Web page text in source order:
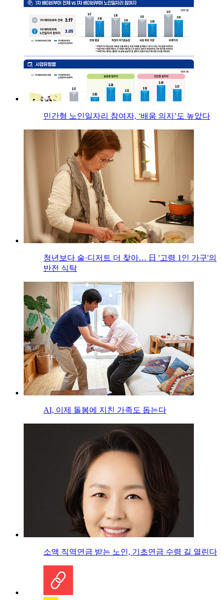
민간형 노인일자리 참여자, ‘배움 의지’도 높았다
청년보다 술·디저트 더 찾아… 日 '고령 1인 가구'의
반전 식탁
AI, 이제 돌봄에 지친 가족도 돕는다
소액 직역연금 받는 노인, 기초연금 수령 길 열린다